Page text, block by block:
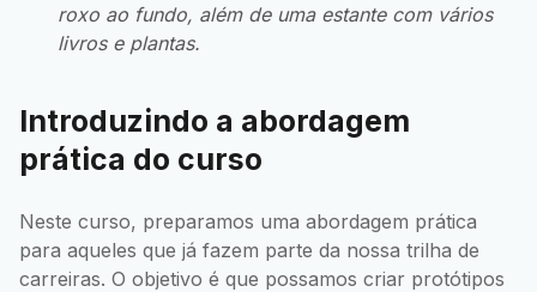
roxo ao fundo, além de uma estante com vários
livros e plantas.
Introduzindo a abordagem
prática do curso
Neste curso, preparamos uma abordagem prática
para aqueles que já fazem parte da nossa trilha de
carreiras. O objetivo é que possamos criar protótipos